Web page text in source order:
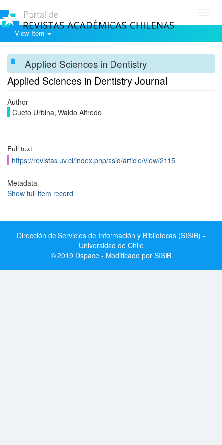
View Item
Applied Sciences in Dentistry
Applied Sciences in Dentistry Journal
Author
Cueto Urbina, Waldo Alfredo
Full text
https://revistas.uv.cl/index.php/asid/article/view/2115
Metadata
Show full item record
Dirección de Servicios de Información y Bibliotecas (SISIB) -
Universidad de Chile
© 2019 Dspace - Modificado por SISIB